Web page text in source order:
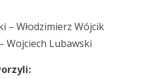
– Włodzimierz Wójcik
Wojciech Lubawski